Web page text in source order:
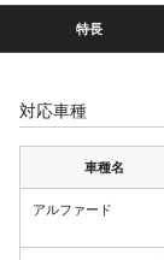
特長
対応車種
車種名
アルファード